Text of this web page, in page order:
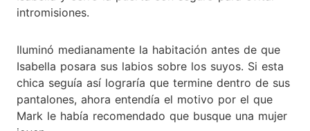
intromisiones.
Iluminó medianamente la habitación antes de que
Isabella posara sus labios sobre los suyos. Si esta
chica seguía así lograría que termine dentro de sus
pantalones, ahora entendía el motivo por el que
Mark le había recomendado que busque una mujer